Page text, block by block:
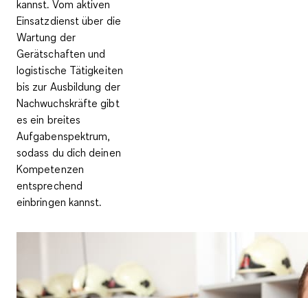
kannst. Vom aktiven
Einsatzdienst über die
Wartung der
Gerätschaften und
logistische Tätigkeiten
bis zur Ausbildung der
Nachwuchskräfte gibt
es ein breites
Aufgabenspektrum,
sodass du dich deinen
Kompetenzen
entsprechend
einbringen kannst.